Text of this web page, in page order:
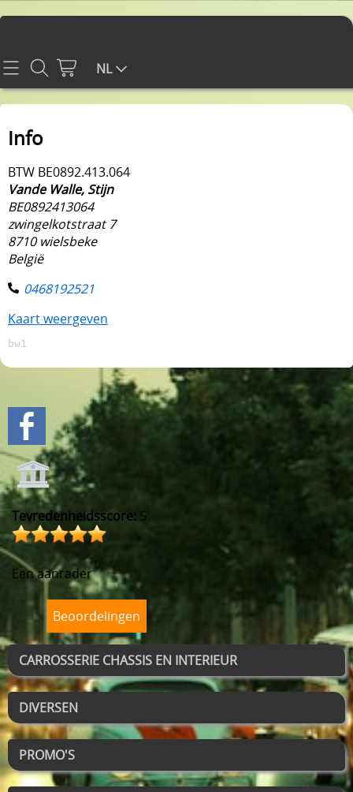
Home
Contact
Info
WEBSHOP
CARROSSERIE CHASSIS EN INTERIEUR
DIVERSEN
PROMO'S
ELEKTRICITEIT
MOTOR EN TOEBEHOREN
VOORAS , BESTURING
VELGEN + REMMEN
BENZINE, UITLAAT, KACHEL
ACHTERAS , DIFFERENTIEEL EN VERSNELLINGSBAK
HAND & VOETBEDIENINGEN
Mijn account
Gastenboek
BLOG MET TIPS
NL
Tevredenheidsscore: 5
Een aanrader
Beoordelingen
CARROSSERIE CHASSIS EN INTERIEUR
DIVERSEN
PROMO'S
Info
BTW BE0892.413.064
Vande Walle, Stijn
BE0892413064
zwingelkotstraat 7
8710 wielsbeke
België
0468192521
Kaart weergeven
bw1